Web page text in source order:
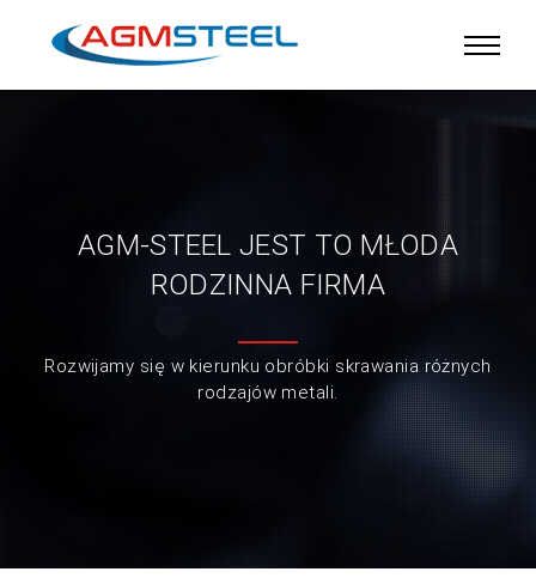
AGM-STEEL JEST TO MŁODA
RODZINNA FIRMA
Rozwijamy się w kierunku obróbki skrawania różnych
rodzajów metali.